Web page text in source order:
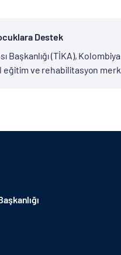
Destek
Başkanlığı (TİKA),
ve rehabilitasyon